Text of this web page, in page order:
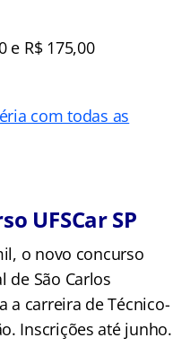
e R$ 175,00
com todas as
UFSCar SP
o novo concurso
de São Carlos
a carreira de Técnico-
Inscrições até junho.